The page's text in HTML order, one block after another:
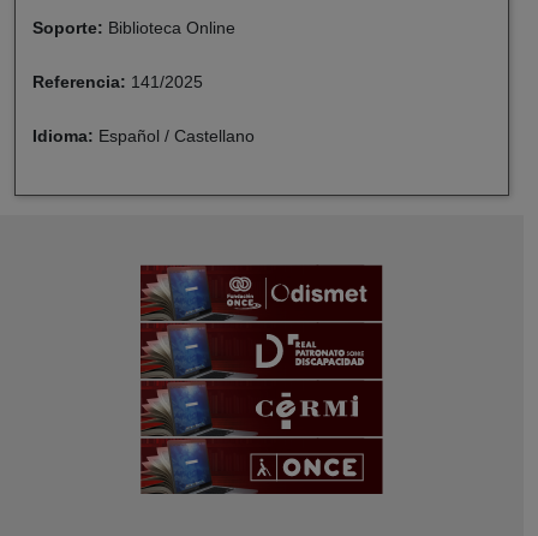
Soporte: Biblioteca Online
Referencia: 141/2025
Idioma: Español / Castellano